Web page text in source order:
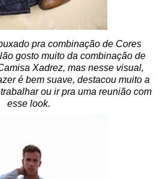
pra combinação de Cores
gosto muito da combinação de
Xadrez, mas nesse visual,
é bem suave, destacou muito a
ou ir pra uma reunião com
esse look.